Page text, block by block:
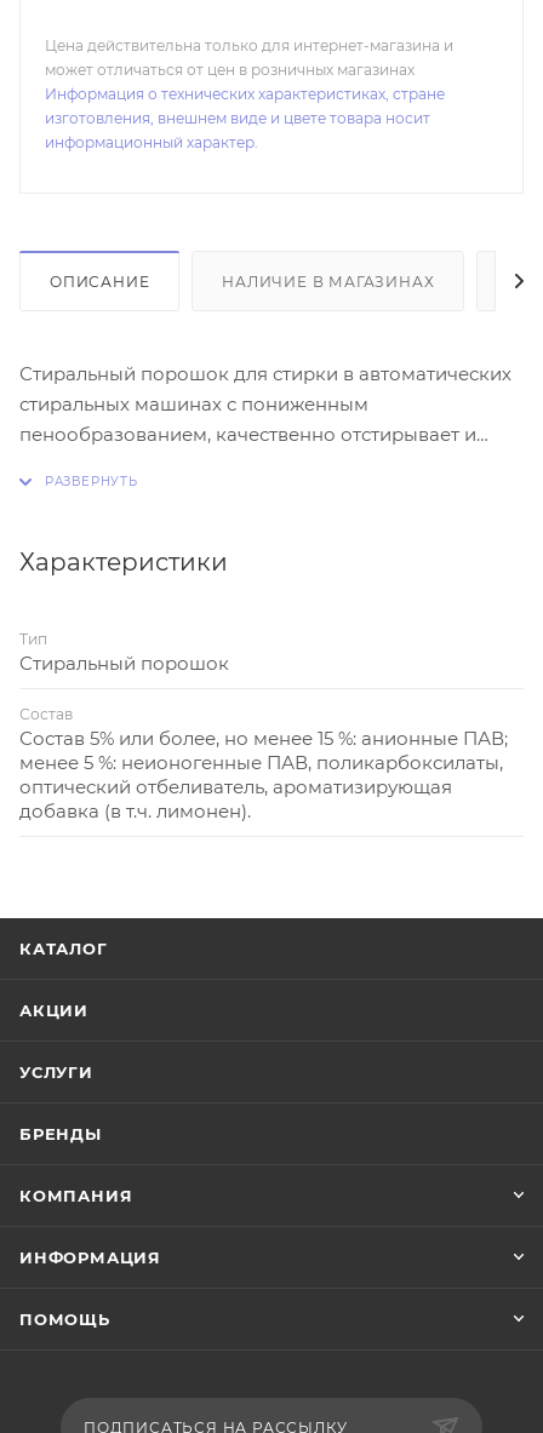
Цена действительна только для интернет-магазина и
может отличаться от цен в розничных магазинах
Информация о технических характеристиках, стране
изготовления, внешнем виде и цвете товара носит
информационный характер.
ОПИСАНИЕ НАЛИЧИЕ В МАГАЗИНАХ
Стиральный порошок для стирки в автоматических
стиральных машинах с пониженным
пенообразованием, качественно отстирывает и
Вашего белья, при этом разглаживает волокна,
"Color" cохраняет яркость тканей за счет
специальной добавки ингибитора переноса цвета,
бережно удаляет загрязнения.
Характеристики
Тип
Стиральный порошок
Состав
Состав 5% или более, но менее 15 %: анионные ПАВ;
менее 5 %: неионогенные ПАВ, поликарбоксилаты,
оптический отбеливатель, ароматизирующая
добавка (в т.ч. лимонен).
КАТАЛОГ
АКЦИИ
УСЛУГИ
БРЕНДЫ
КОМПАНИЯ
ИНФОРМАЦИЯ
ПОМОЩЬ
ПОДПИСАТЬСЯ НА РАССЫЛКУ